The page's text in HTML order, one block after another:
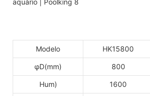
Modelo HK15800
φD(mm) 800
Hum) 1600